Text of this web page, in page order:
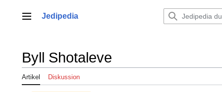
springenHauptmenü
Jedipedia
Byll Shotaleve
Artikel Diskussion